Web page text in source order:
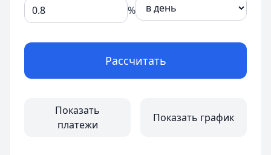
%
Рассчитать
Показать
платежи
Показать график